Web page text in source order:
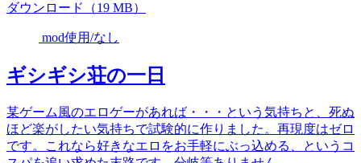
ダウンロード（19 MB）
mod使用/なし
ギシギシ荘の一日
某ゲーム風のエロゲーがあれば・・・という気持ちと、死ぬ
ほど楽がしたい気持ちで試験的に作りました。再現度はゼロ
です。これなら好きなエロをお手軽にぶっ込める、というコ